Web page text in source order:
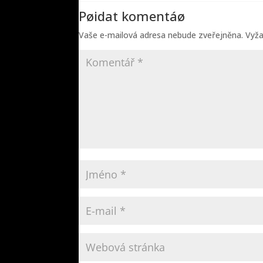
Pøidat komentáø
Vaše e-mailová adresa nebude zveřejněna.